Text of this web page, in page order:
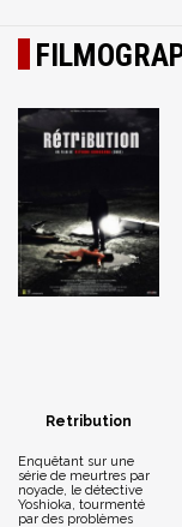
Retribution
Enquêtant sur une
série de meurtres par
noyade, le détective
Yoshioka, tourmenté
par des problèmes